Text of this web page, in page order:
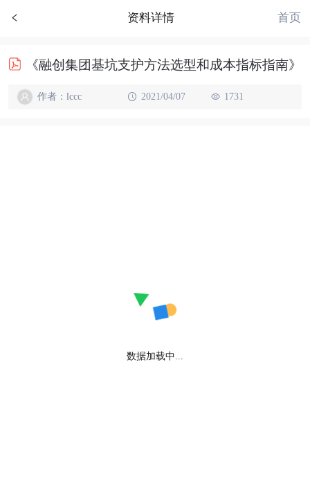
资料详情 首页
《融创集团基坑支护方法选型和成本指标指南》
作者：lccc 2021/04/07 1731
数据加载中...